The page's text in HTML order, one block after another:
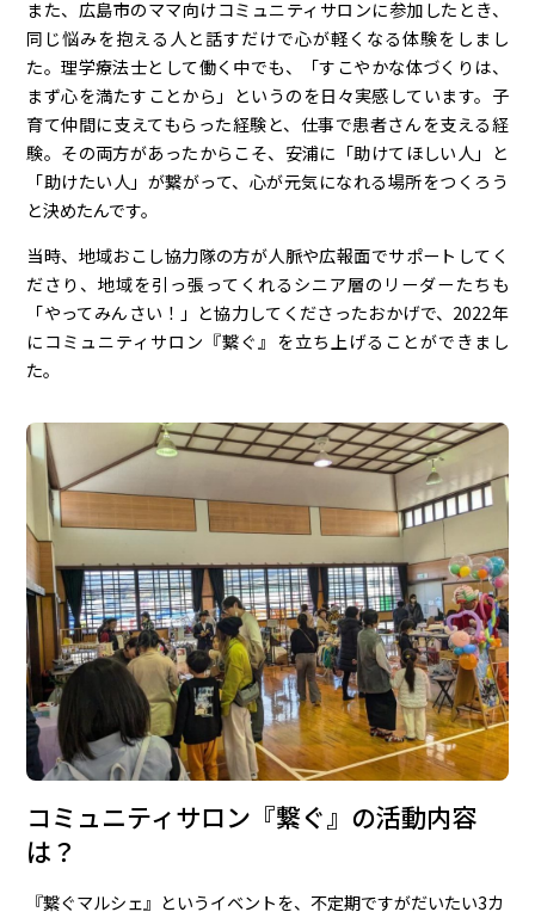
また、広島市のママ向けコミュニティサロンに参加したとき、
同じ悩みを抱える人と話すだけで心が軽くなる体験をしまし
た。理学療法士として働く中でも、「すこやかな体づくりは、
まず心を満たすことから」というのを日々実感しています。子
育て仲間に支えてもらった経験と、仕事で患者さんを支える経
験。その両方があったからこそ、安浦に「助けてほしい人」と
「助けたい人」が繋がって、心が元気になれる場所をつくろう
と決めたんです。
当時、地域おこし協力隊の方が人脈や広報面でサポートしてく
ださり、地域を引っ張ってくれるシニア層のリーダーたちも
「やってみんさい！」と協力してくださったおかげで、2022年
にコミュニティサロン『繋ぐ』を立ち上げることができまし
た。
コミュニティサロン『繋ぐ』の活動内容
は？
『繋ぐマルシェ』というイベントを、不定期ですがだいたい3カ